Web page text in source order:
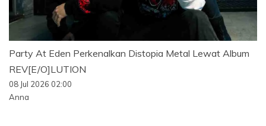
Party At Eden Perkenalkan Distopia Metal Lewat Album
REV[E/O]LUTION
08 Jul 2026 02:00
Anna